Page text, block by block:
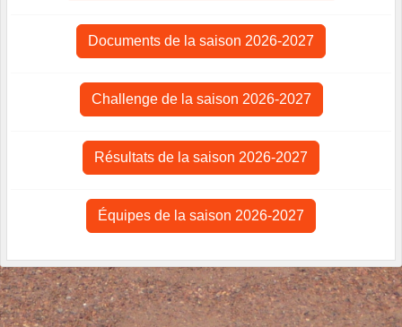
Documents de la saison 2026-2027
Challenge de la saison 2026-2027
Résultats de la saison 2026-2027
Équipes de la saison 2026-2027